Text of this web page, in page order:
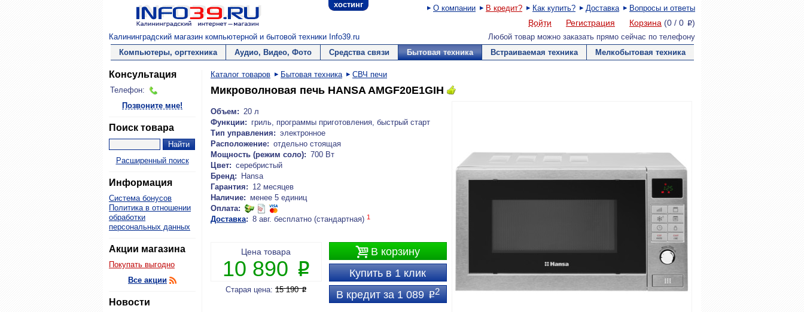
хостинг О компании В кредит? Как купить? Доставка Вопросы и ответы
Войти Регистрация Корзина (0 / 0 P)
Калининградский магазин компьютерной и бытовой техники Info39.ru
Любой товар можно заказать прямо сейчас по телефону
Компьютеры, оргтехника
Аудио, Видео, Фото Средства связи Бытовая техника Встраиваемая техника Мелкобытовая техника
Консультация
Телефон:
Позвоните мне!
Поиск товара
Расширенный поиск
Информация
Система бонусов
Политика в отношении
обработки
персональных данных
Акции магазина
Покупать выгодно
Все акции
Новости
Каталог товаров Бытовая техника СВЧ печи
Микроволновая печь HANSA AMGF20E1GIH
Объем: 20 л
Функции: гриль, программы приготовления, быстрый старт
Тип управления: электронное
Расположение: отдельно стоящая
Мощность (режим соло): 700 Вт
Цвет: серебристый
Бренд:
Hansa
Гарантия: 12 месяцев
Наличие: менее 5 единиц
Оплата:
Доставка: 8 авг. бесплатно (стандартная) 1
В корзину
Купить в 1 клик
В кредит за 1 089P2
Цена товара
10 890 P
Старая цена:15 190P